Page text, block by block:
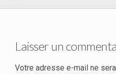
Laisser un
Votre adresse e-mail ne